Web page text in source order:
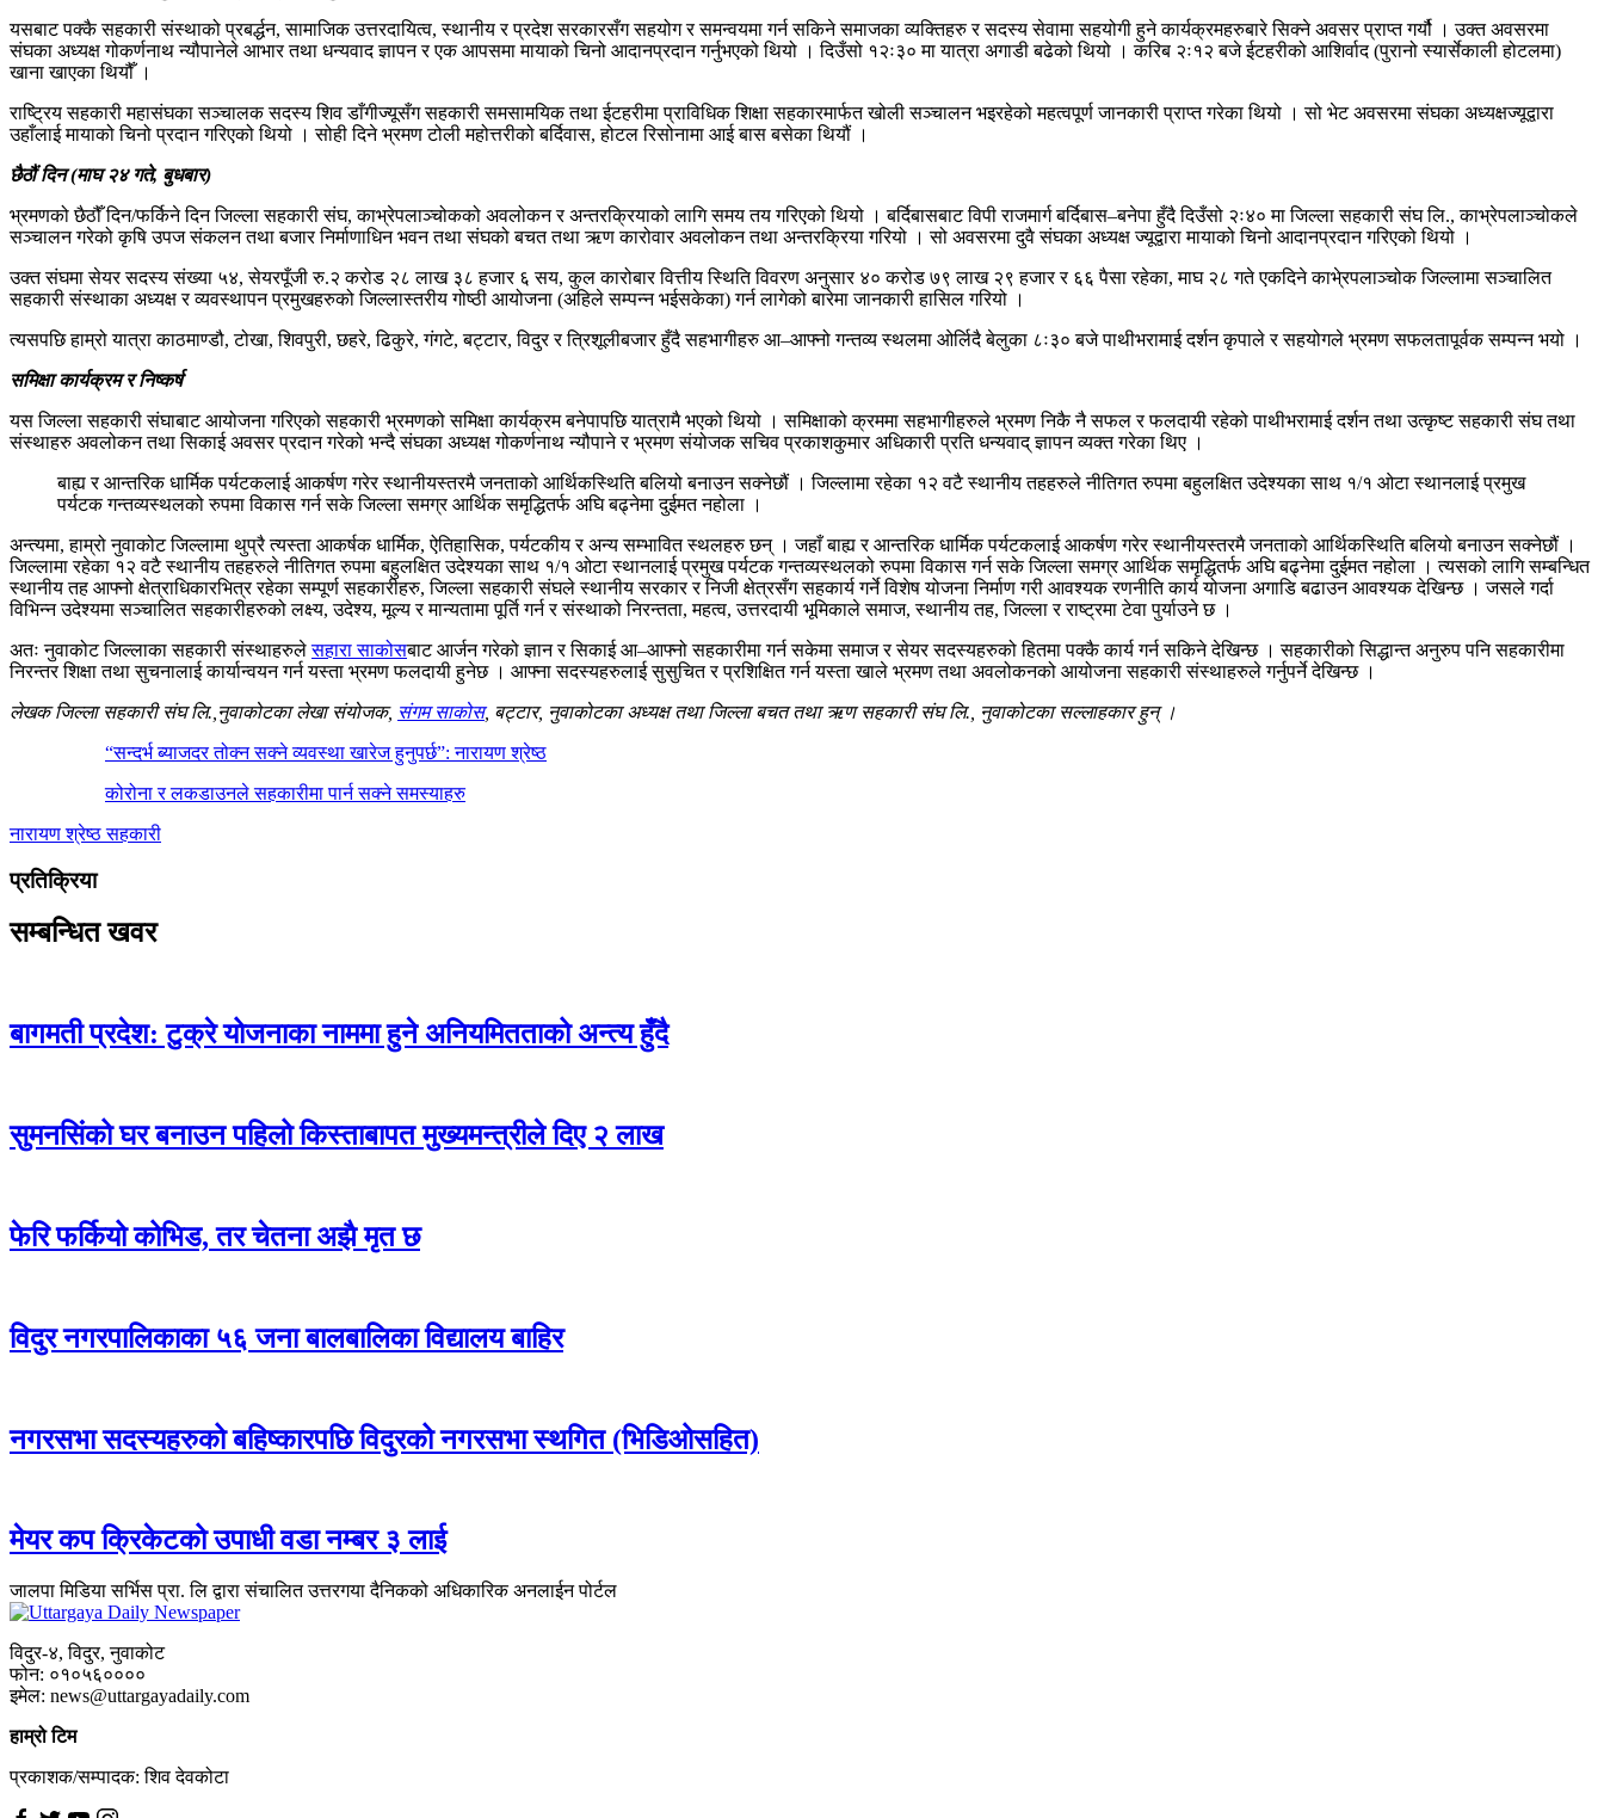
यसबाट पक्कै सहकारी संस्थाको प्रबर्द्धन, सामाजिक उत्तरदायित्व, स्थानीय र प्रदेश सरकारसँग सहयोग र समन्वयमा गर्न सकिने समाजका व्यक्तिहरु र सदस्य सेवामा सहयोगी हुने कार्यक्रमहरुबारे सिक्ने अवसर प्राप्त गर्यौ । उक्त अवसरमा
संघका अध्यक्ष गोकर्णनाथ न्यौपानेले आभार तथा धन्यवाद ज्ञापन र एक आपसमा मायाको चिनो आदानप्रदान गर्नुभएको थियो । दिउँसो १२ः३० मा यात्रा अगाडी बढेको थियो । करिब २ः१२ बजे ईटहरीको आशिर्वाद (पुरानो स्यार्सेकाली होटलमा)
खाना खाएका थियौँ ।
राष्ट्रिय सहकारी महासंघका सञ्चालक सदस्य शिव डाँगीज्यूसँग सहकारी समसामयिक तथा ईटहरीमा प्राविधिक शिक्षा सहकारमार्फत खोली सञ्चालन भइरहेको महत्वपूर्ण जानकारी प्राप्त गरेका थियो । सो भेट अवसरमा संघका अध्यक्षज्यूद्वारा
उहाँलाई मायाको चिनो प्रदान गरिएको थियो । सोही दिने भ्रमण टोली महोत्तरीको बर्दिवास, होटल रिसोनामा आई बास बसेका थियौं ।
छैठौं दिन (माघ २४ गते, बुधबार)
भ्रमणको छैठौँ दिन/फर्किने दिन जिल्ला सहकारी संघ, काभ्रेपलाञ्चोकको अवलोकन र अन्तरक्रियाको लागि समय तय गरिएको थियो । बर्दिबासबाट विपी राजमार्ग बर्दिबास–बनेपा हुँदै दिउँसो २ः४० मा जिल्ला सहकारी संघ लि., काभ्रेपलाञ्चोकले
सञ्चालन गरेको कृषि उपज संकलन तथा बजार निर्माणाधिन भवन तथा संघको बचत तथा ऋण कारोवार अवलोकन तथा अन्तरक्रिया गरियो । सो अवसरमा दुवै संघका अध्यक्ष ज्यूद्वारा मायाको चिनो आदानप्रदान गरिएको थियो ।
उक्त संघमा सेयर सदस्य संख्या ५४, सेयरपूँजी रु.२ करोड २८ लाख ३८ हजार ६ सय, कुल कारोबार वित्तीय स्थिति विवरण अनुसार ४० करोड ७९ लाख २९ हजार र ६६ पैसा रहेका, माघ २८ गते एकदिने काभे्रपलाञ्चोक जिल्लामा सञ्चालित
सहकारी संस्थाका अध्यक्ष र व्यवस्थापन प्रमुखहरुको जिल्लास्तरीय गोष्ठी आयोजना (अहिले सम्पन्न भईसकेका) गर्न लागेको बारेमा जानकारी हासिल गरियो ।
त्यसपछि हाम्रो यात्रा काठमाण्डौ, टोखा, शिवपुरी, छहरे, ढिकुरे, गंगटे, बट्टार, विदुर र त्रिशूलीबजार हुँदै सहभागीहरु आ–आफ्नो गन्तव्य स्थलमा ओर्लिदै बेलुका ८ः३० बजे पाथीभरामाई दर्शन कृपाले र सहयोगले भ्रमण सफलतापूर्वक सम्पन्न भयो ।
समिक्षा कार्यक्रम र निष्कर्ष
यस जिल्ला सहकारी संघाबाट आयोजना गरिएको सहकारी भ्रमणको समिक्षा कार्यक्रम बनेपापछि यात्रामै भएको थियो । समिक्षाको क्रममा सहभागीहरुले भ्रमण निकै नै सफल र फलदायी रहेको पाथीभरामाई दर्शन तथा उत्कृष्ट सहकारी संघ तथा
संस्थाहरु अवलोकन तथा सिकाई अवसर प्रदान गरेको भन्दै संघका अध्यक्ष गोकर्णनाथ न्यौपाने र भ्रमण संयोजक सचिव प्रकाशकुमार अधिकारी प्रति धन्यवाद् ज्ञापन व्यक्त गरेका थिए ।
बाह्य र आन्तरिक धार्मिक पर्यटकलाई आकर्षण गरेर स्थानीयस्तरमै जनताको आर्थिकस्थिति बलियो बनाउन सक्नेछौं । जिल्लामा रहेका १२ वटै स्थानीय तहहरुले नीतिगत रुपमा बहुलक्षित उदेश्यका साथ १/१ ओटा स्थानलाई प्रमुख
पर्यटक गन्तव्यस्थलको रुपमा विकास गर्न सके जिल्ला समग्र आर्थिक समृद्धितर्फ अघि बढ्नेमा दुईमत नहोला ।
अन्त्यमा, हाम्रो नुवाकोट जिल्लामा थुप्रै त्यस्ता आकर्षक धार्मिक, ऐतिहासिक, पर्यटकीय र अन्य सम्भावित स्थलहरु छन् । जहाँ बाह्य र आन्तरिक धार्मिक पर्यटकलाई आकर्षण गरेर स्थानीयस्तरमै जनताको आर्थिकस्थिति बलियो बनाउन सक्नेछौं ।
जिल्लामा रहेका १२ वटै स्थानीय तहहरुले नीतिगत रुपमा बहुलक्षित उदेश्यका साथ १/१ ओटा स्थानलाई प्रमुख पर्यटक गन्तव्यस्थलको रुपमा विकास गर्न सके जिल्ला समग्र आर्थिक समृद्धितर्फ अघि बढ्नेमा दुईमत नहोला । त्यसको लागि सम्बन्धित
स्थानीय तह आफ्नो क्षेत्राधिकारभित्र रहेका सम्पूर्ण सहकारीहरु, जिल्ला सहकारी संघले स्थानीय सरकार र निजी क्षेत्रसँग सहकार्य गर्ने विशेष योजना निर्माण गरी आवश्यक रणनीति कार्य योजना अगाडि बढाउन आवश्यक देखिन्छ । जसले गर्दा
विभिन्न उदेश्यमा सञ्चालित सहकारीहरुको लक्ष्य, उदेश्य, मूल्य र मान्यतामा पूर्ति गर्न र संस्थाको निरन्तता, महत्व, उत्तरदायी भूमिकाले समाज, स्थानीय तह, जिल्ला र राष्ट्रमा टेवा पुर्याउने छ ।
अतः नुवाकोट जिल्लाका सहकारी संस्थाहरुलेसहारा साकोसबाट आर्जन गरेको ज्ञान र सिकाई आ–आफ्नो सहकारीमा गर्न सकेमा समाज र सेयर सदस्यहरुको हितमा पक्कै कार्य गर्न सकिने देखिन्छ । सहकारीको सिद्धान्त अनुरुप पनि सहकारीमा
निरन्तर शिक्षा तथा सुचनालाई कार्यान्वयन गर्न यस्ता भ्रमण फलदायी हुनेछ । आफ्ना सदस्यहरुलाई सुसुचित र प्रशिक्षित गर्न यस्ता खाले भ्रमण तथा अवलोकनको आयोजना सहकारी संस्थाहरुले गर्नुपर्ने देखिन्छ ।
लेखक जिल्ला सहकारी संघ लि.,नुवाकोटका लेखा संयोजक, संगम साकोस, बट्टार, नुवाकोटका अध्यक्ष तथा जिल्ला बचत तथा ऋण सहकारी संघ लि., नुवाकोटका सल्लाहकार हुन् ।
“सन्दर्भ ब्याजदर तोक्न सक्ने व्यवस्था खारेज हुनुपर्छ”: नारायण श्रेष्ठ
कोरोना र लकडाउनले सहकारीमा पार्न सक्ने समस्याहरु
नारायण श्रेष्ठसहकारी
प्रतिक्रिया
सम्बन्धित खवर
बागमती प्रदेश: टुक्रे योजनाका नाममा हुने अनियमितताको अन्त्य हुँदै
सुमनसिंको घर बनाउन पहिलो किस्ताबापत मुख्यमन्त्रीले दिए २ लाख
फेरि फर्कियो कोभिड, तर चेतना अझै मृत छ
विदुर नगरपालिकाका ५६ जना बालबालिका विद्यालय बाहिर
नगरसभा सदस्यहरुको बहिष्कारपछि विदुरको नगरसभा स्थगित (भिडिओसहित)
मेयर कप क्रिकेटको उपाधी वडा नम्बर ३ लाई
जालपा मिडिया सर्भिस प्रा. लि द्वारा संचालित उत्तरगया दैनिकको अधिकारिक अनलाईन पोर्टल
विदुर-४, विदुर, नुवाकोट
फोन: ०१०५६००००
इमेल: news@uttargayadaily.com
हाम्रो टिम
प्रकाशक/सम्पादक: शिव देवकोटा